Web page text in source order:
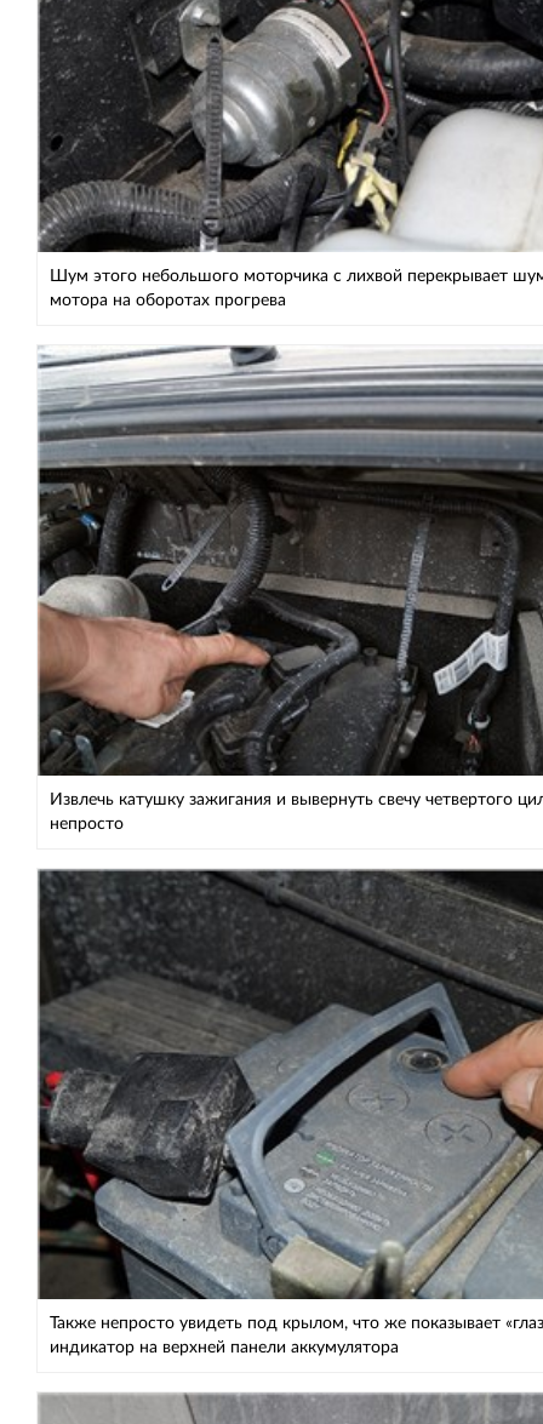
Шум этого небольшого моторчика с лихвой перекрывает
мотора на оборотах прогрева
Извлечь катушку зажигания и вывернуть свечу четвертого
непросто
Также непросто увидеть под крылом, что же показывает
индикатор на верхней панели аккумулятора